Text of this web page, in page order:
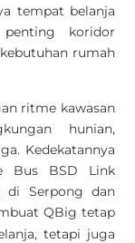
tempat belanja
koridor
rumah
ritme kawasan
hunian,
Kedekatannya
Bus BSD Link
di Serpongdan
QBig tetap
tetapi juga